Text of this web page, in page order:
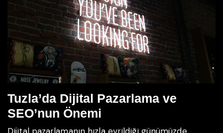
Tuzla’da Dijital Pazarlama ve
SEO’nun Önemi